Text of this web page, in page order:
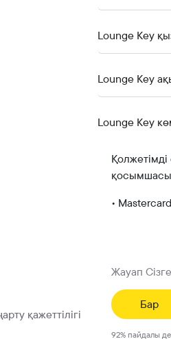
қажеттілігі
Lounge Key
Lounge Key
Lounge Key
•
Жауап
Бар
92%пайдалы